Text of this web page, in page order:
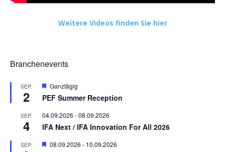
Weitere Videos finden Sie hier
Branchenevents
SEP.
2
Hervorgehoben
Ganztägig
PEF Summer Reception
SEP.
4
04.09.2026 -08.09.2026
IFA Next / IFA Innovation For All 2026
SEP. Hervorgehoben
08.09.2026 - 10.09.2026